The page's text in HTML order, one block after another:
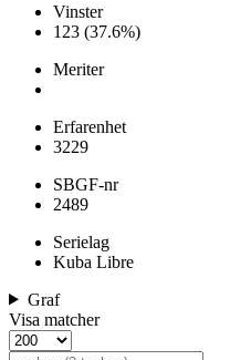
Vinster
123 (37.6%)
Meriter
Erfarenhet
3229
SBGF-nr
2489
Serielag
Kuba Libre
Graf
Visa matcher